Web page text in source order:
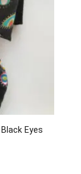
Eyes